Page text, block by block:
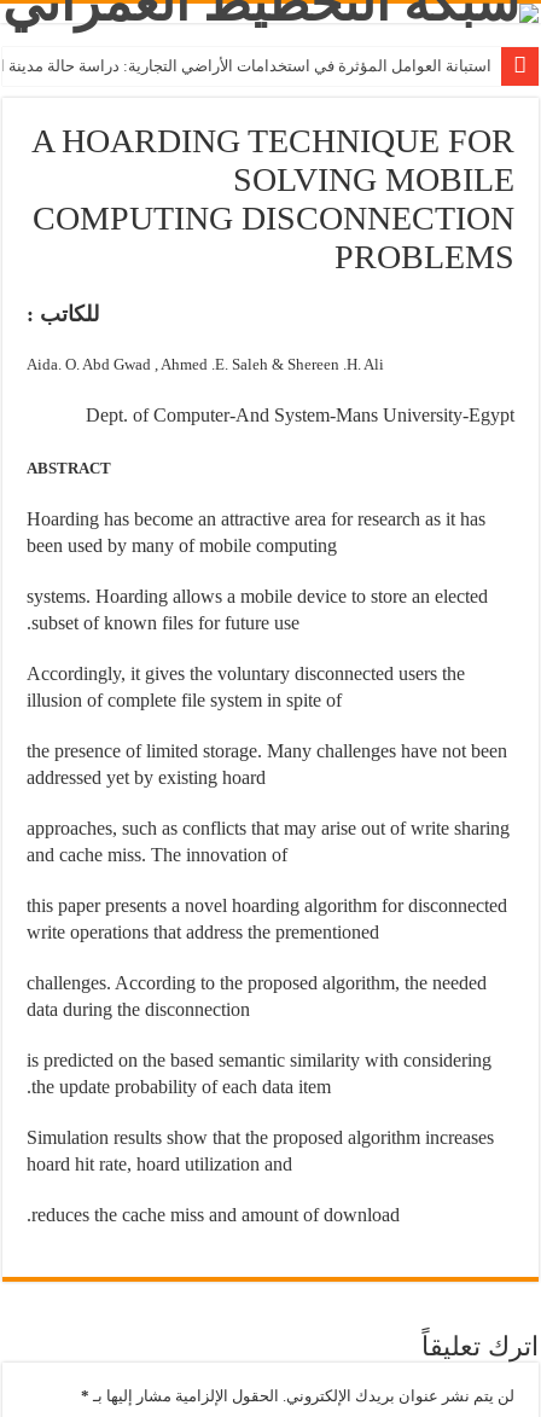
استبانة العوامل المؤثرة في استخدامات الأراضي التجارية: دراسة حالة مدينة
A HOARDING TECHNIQUE FOR
SOLVING MOBILE
COMPUTING DISCONNECTION
PROBLEMS
للكاتب :
Aida. O. Abd Gwad , Ahmed .E. Saleh & Shereen .H. Ali
Dept. of Computer-And System-Mans University-Egypt
ABSTRACT
Hoarding has become an attractive area for research as it has
been used by many of mobile computing
systems. Hoarding allows a mobile device to store an elected
subset of known files for future use.
Accordingly, it gives the voluntary disconnected users the
illusion of complete file system in spite of
the presence of limited storage. Many challenges have not been
addressed yet by existing hoard
approaches, such as conflicts that may arise out of write sharing
and cache miss. The innovation of
this paper presents a novel hoarding algorithm for disconnected
write operations that address the prementioned
challenges. According to the proposed algorithm, the needed
data during the disconnection
is predicted on the based semantic similarity with considering
the update probability of each data item.
Simulation results show that the proposed algorithm increases
hoard hit rate, hoard utilization and
reduces the cache miss and amount of download.
اترك تعليقاً
لن يتم نشر عنوان بريدك الإلكتروني. الحقول الإلزامية مشار إليها بـ *